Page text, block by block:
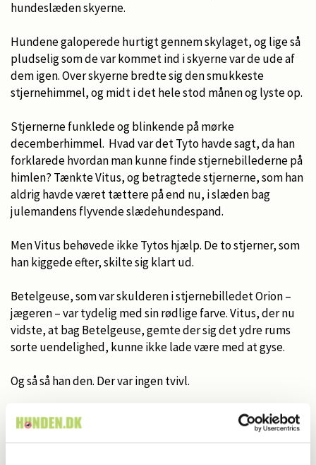
hundeslæden skyerne.
Hundene galoperede hurtigt gennem skylaget, og lige så
pludselig som de var kommet ind i skyerne var de ude af
dem igen. Over skyerne bredte sig den smukkeste
stjernehimmel, og midt i det hele stod månen og lyste op.
Stjernerne funklede og blinkende på mørke
decemberhimmel. Hvad var det Tyto havde sagt, da han
forklarede hvordan man kunne finde stjernebillederne på
himlen? Tænkte Vitus, og betragtede stjernerne, som han
aldrig havde været tættere på end nu, i slæden bag
julemandens flyvende slædehundespand.
Men Vitus behøvede ikke Tytos hjælp. De to stjerner, som
han kiggede efter, skilte sig klart ud.
Betelgeuse, som var skulderen i stjernebilledet Orion –
jægeren – var tydelig med sin rødlige farve. Vitus, der nu
vidste, at bag Betelgeuse, gemte der sig det ydre rums
sorte uendelighed, kunne ikke lade være med at gyse.
Og så så han den. Der var ingen tvivl.
Himlens stærkest lysende stjerne. Himlens allerklareste
stjerne og den klareste stjerne i stjernebilledet Store
Hund, Canis Majoris, Sirius, hundestjernen.